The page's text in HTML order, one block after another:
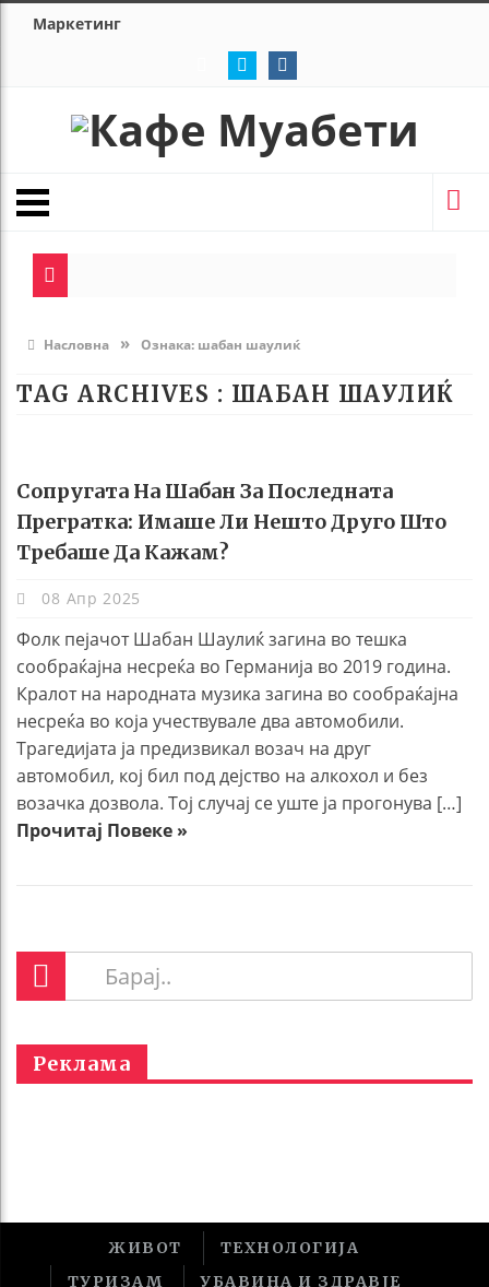
Маркетинг
Насловна » Ознака: шабан шаулиќ
TAG ARCHIVES : ШАБАН ШАУЛИЌ
Сопругата На Шабан За Последната
Прегратка: Имаше Ли Нешто Друго Што
Требаше Да Кажам?
08 Апр 2025
Фолк пејачот Шабан Шаулиќ загина во тешка
сообраќајна несреќа во Германија во 2019 година.
Кралот на народната музика загина во сообраќајна
несреќа во која учествувале два автомобили.
Трагедијата ја предизвикал возач на друг
автомобил, кој бил под дејство на алкохол и без
возачка дозвола. Тој случај се уште ја прогонува […]
Прочитај Повеке »
Реклама
ЖИВОТ
ТЕХНОЛОГИЈА
ТУРИЗАМ
УБАВИНА И ЗДРАВЈЕ